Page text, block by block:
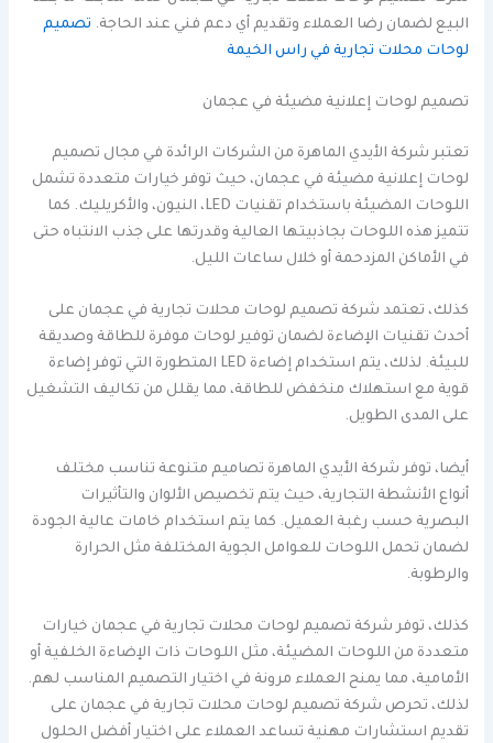
البيع لضمان رضا العملاء وتقديم أي دعم فني عند الحاجة. تصميم
لوحات محلات تجارية في راس الخيمة
تصميم لوحات إعلانية مضيئة في عجمان
تعتبر شركة الأيدي الماهرة من الشركات الرائدة في مجال تصميم
لوحات إعلانية مضيئة في عجمان، حيث توفر خيارات متعددة تشمل
اللوحات المضيئة باستخدام تقنيات LED، النيون، والأكريليك. كما
تتميز هذه اللوحات بجاذبيتها العالية وقدرتها على جذب الانتباه حتى
في الأماكن المزدحمة أو خلال ساعات الليل.
كذلك، تعتمد شركة تصميم لوحات محلات تجارية في عجمان على
أحدث تقنيات الإضاءة لضمان توفير لوحات موفرة للطاقة وصديقة
للبيئة. لذلك، يتم استخدام إضاءة LED المتطورة التي توفر إضاءة
قوية مع استهلاك منخفض للطاقة، مما يقلل من تكاليف التشغيل
على المدى الطويل.
أيضا، توفر شركة الأيدي الماهرة تصاميم متنوعة تناسب مختلف
أنواع الأنشطة التجارية، حيث يتم تخصيص الألوان والتأثيرات
البصرية حسب رغبة العميل. كما يتم استخدام خامات عالية الجودة
لضمان تحمل اللوحات للعوامل الجوية المختلفة مثل الحرارة
والرطوبة.
كذلك، توفر شركة تصميم لوحات محلات تجارية في عجمان خيارات
متعددة من اللوحات المضيئة، مثل اللوحات ذات الإضاءة الخلفية أو
الأمامية، مما يمنح العملاء مرونة في اختيار التصميم المناسب لهم.
لذلك، تحرص شركة تصميم لوحات محلات تجارية في عجمان على
تقديم استشارات مهنية تساعد العملاء على اختيار أفضل الحلول